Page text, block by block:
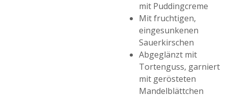
mit Puddingcreme
Mit fruchtigen,
eingesunkenen
Sauerkirschen
Abgeglänzt mit
Tortenguss, garniert
mit gerösteten
Mandelblättchen